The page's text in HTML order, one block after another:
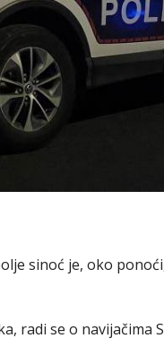
sinoć je, oko
radi se o navijačima